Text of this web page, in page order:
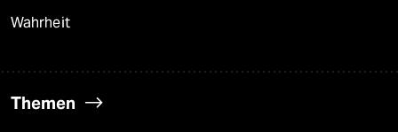
Wahrheit
Themen